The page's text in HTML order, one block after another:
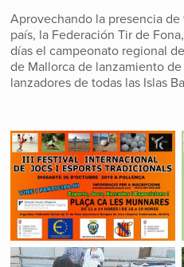
Aprovechando la presencia
país, la Federación Tir de
días el campeonato regional
de Mallorca de lanzamiento
lanzadores de todas las Islas